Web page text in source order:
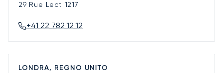
29 Rue Lect 1217
+41 22 782 12 12
LONDRA, REGNO UNITO